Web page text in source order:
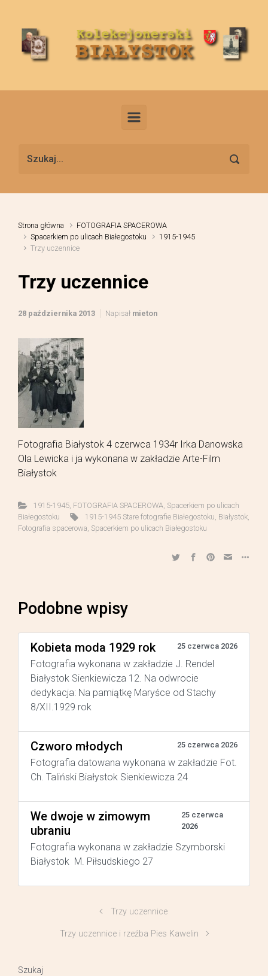
Strona główna
FOTOGRAFIA SPACEROWA
Spacerkiem po ulicach Białegostoku
1915-1945
Trzy uczennice
Trzy uczennice
28 października 2013 Napisał mieton
Fotografia Białystok 4 czerwca 1934r Irka Danowska
Ola Lewicka i ja wykonana w zakładzie Arte-Film
Białystok
1915-1945, FOTOGRAFIA SPACEROWA Spacerkiem po ulicach
Białegostoku
1915-1945 Stare fotografie Białegostoku Białystok,
Fotografia spacerowa Spacerkiem po ulicach Białegostoku
Podobne wpisy
Kobieta moda 1929 rok 25 czerwca 2026
Fotografia wykonana w zakładzie J. Rendel
Białystok Sienkiewicza 12. Na odwrocie
dedykacja: Na pamiątkę Maryśce od Stachy
8/XII.1929 rok
Czworo młodych 25 czerwca 2026
Fotografia datowana wykonana w zakładzie Fot.
Ch. Taliński Białystok Sienkiewicza 24
We dwoje w zimowym
ubraniu
25 czerwca
2026
Fotografia wykonana w zakładzie Szymborski
Białystok M. Piłsudskiego 27
Trzy uczennice
Trzy uczennice i rzeźba Pies Kawelin
Szukaj